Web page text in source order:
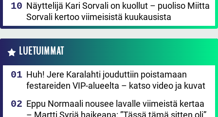
Näyttelijä Kari Sorvali on kuollut – puoliso Miitta
Sorvali kertoo viimeisistä kuukausista
LUETUIMMAT
Huh! Jere Karalahti jouduttiin poistamaan
festareiden VIP-alueelta – katso video ja kuvat
Eppu Normaali nousee lavalle viimeistä kertaa